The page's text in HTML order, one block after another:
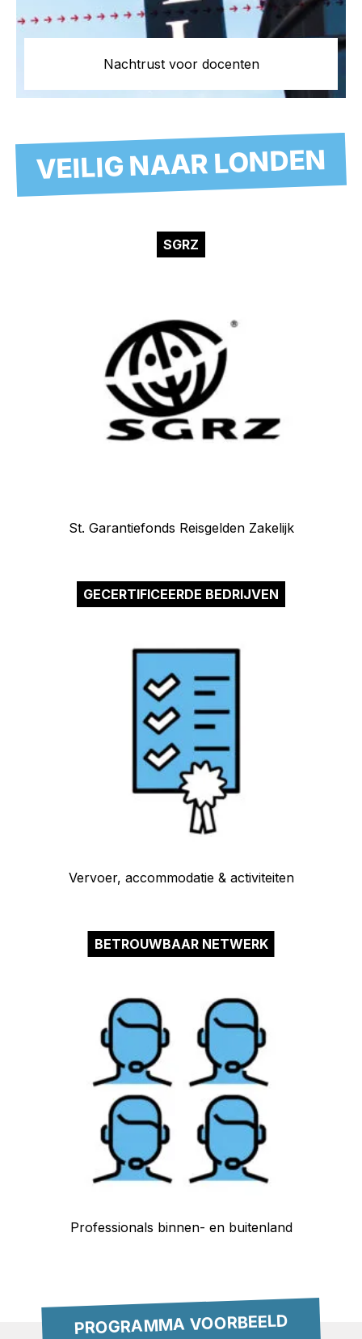
Nachtrust voor docenten
VEILIG NAAR LONDEN
SGRZ
St. Garantiefonds Reisgelden Zakelijk
GECERTIFICEERDE BEDRIJVEN
Vervoer, accommodatie & activiteiten
BETROUWBAAR NETWERK
Professionals binnen- en buitenland
PROGRAMMA VOORBEELD